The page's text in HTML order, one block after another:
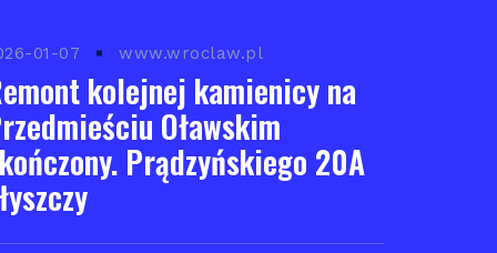
01-07 www.wroclaw.pl
kolejnej kamienicy na
Oławskim
Prądzyńskiego 20A